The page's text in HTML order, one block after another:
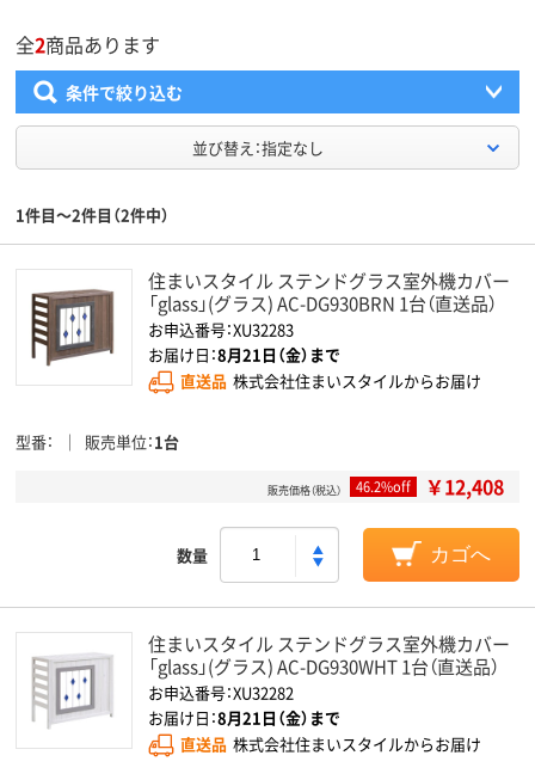
全2商品あります
条件で絞り込む
並び替え：指定なし
1件目～2件目（2件中）
住まいスタイル ステンドグラス室外機カバー
「glass」(グラス) AC-DG930BRN 1台（直送品）
お申込番号：XU32283
お届け日：8月21日（金）まで
直送品 株式会社住まいスタイルからお届け
型番 販売単位 1台
販売価格（税込） 46.2%off ￥12,408
数量 カゴへ
住まいスタイル ステンドグラス室外機カバー
「glass」(グラス) AC-DG930WHT 1台（直送品）
お申込番号：XU32282
お届け日：8月21日（金）まで
直送品 株式会社住まいスタイルからお届け